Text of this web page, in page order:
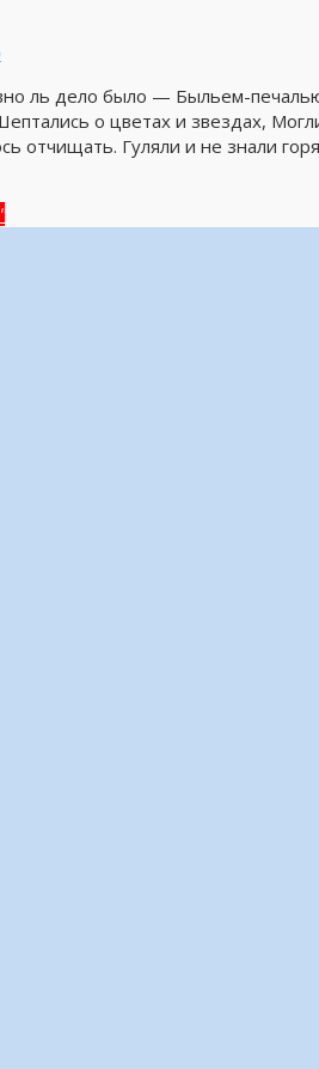
ль дело было — Быльем-
о цветах и звездах,
отчищать. Гуляли и не знали